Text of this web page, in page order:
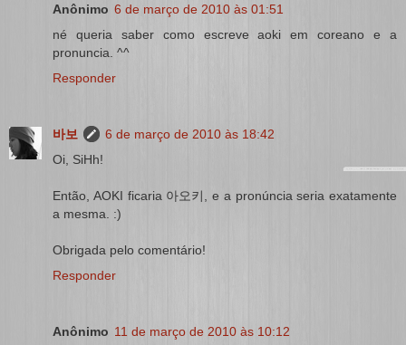
Anônimo 6 de março de 2010 às 01:51
né queria saber como escreve aoki em coreano e a
pronuncia. ^^
Responder
바보
6 de março de 2010 às 18:42
Oi, SiHh!
Então, AOKI ficaria 아오키, e a pronúncia seria exatamente
a mesma. :)
Obrigada pelo comentário!
Responder
Anônimo 11 de março de 2010 às 10:12